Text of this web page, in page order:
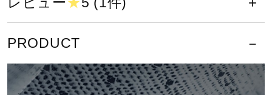
サポート日本バドミントン協会検定合格品で
す。
ソフトテニスの公式大会に着用でき
るウエアです。
PRODUCT